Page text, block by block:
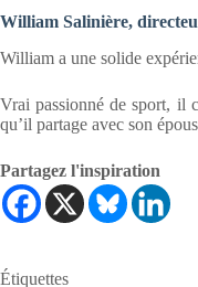
William Salinière,
William a une solide
Vrai passionné de sport, il
qu’il partage avec son
Partagez l'inspiration
Étiquettes